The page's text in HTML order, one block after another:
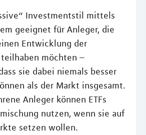
Investmentstil mittels
geeignet für Anleger, die
Entwicklung der
möchten –
sie dabei niemals besser
als der Markt insgesamt.
Anleger können ETFs
nutzen, wenn sie auf
setzen wollen.